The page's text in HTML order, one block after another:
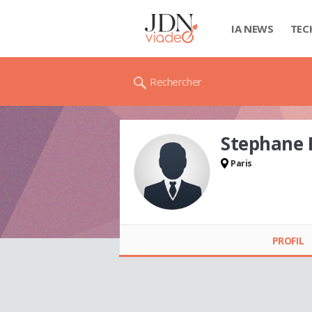
IA NEWS
Rechercher
Stephane
Paris
PROFIL